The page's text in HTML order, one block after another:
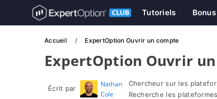
Tutoriels Bonus
Accueil ExpertOption Ouvrir un compte
ExpertOption Ouvrir
Écrit par
Nathan
Cole
Chercheur sur les
Recherche les